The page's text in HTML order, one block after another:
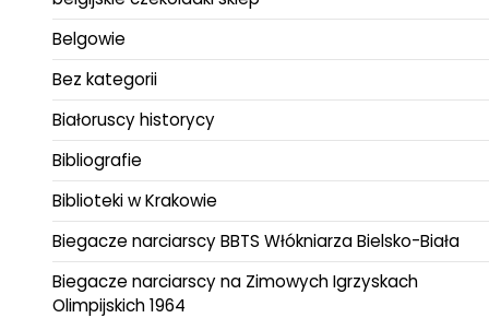
Belgowie
Bez kategorii
Białoruscy historycy
Bibliografie
Biblioteki w Krakowie
Biegacze narciarscy BBTS Włókniarza Bielsko-Biała
Biegacze narciarscy na Zimowych Igrzyskach
Olimpijskich 1964